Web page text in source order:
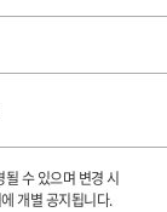
수 있으며 변경 시
개별 공지됩니다.